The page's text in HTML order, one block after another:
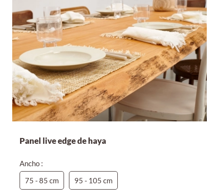
Panel live edge de haya
Ancho :
75 - 85 cm
95 - 105 cm